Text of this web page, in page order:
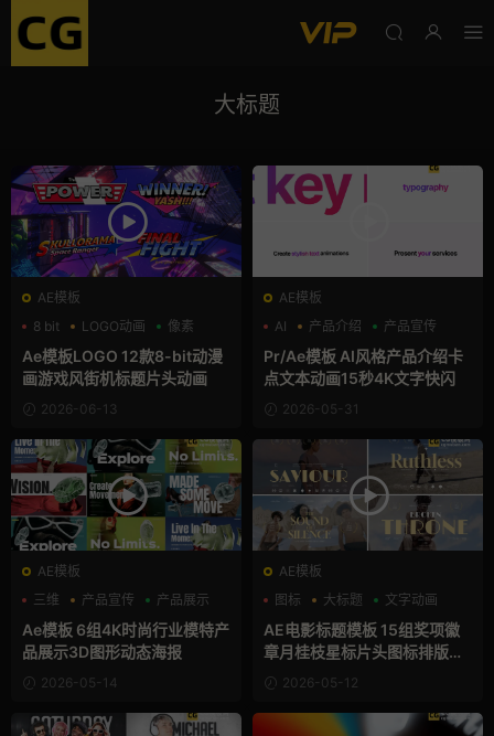
大标题
AE模板
8 bit
LOGO动画 像素
Ae模板LOGO 12款8-bit动漫
画游戏风街机标题片头动画
2026-06-13
AE模板
AI
产品介绍 产品宣传
Pr/Ae模板 AI风格产品介绍卡
点文本动画15秒4K文字快闪
2026-05-31
AE模板
三维
产品宣传 产品展示
Ae模板 6组4K时尚行业模特产
品展示3D图形动态海报
2026-05-14
AE模板
图标
大标题 文字动画
AE电影标题模板 15组奖项徽
章月桂枝星标片头图标排版元
素 2026-05-12